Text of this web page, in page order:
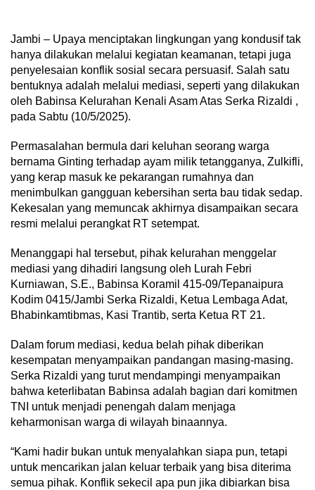
Jambi – Upaya menciptakan lingkungan yang kondusif tak
hanya dilakukan melalui kegiatan keamanan, tetapi juga
penyelesaian konflik sosial secara persuasif. Salah satu
bentuknya adalah melalui mediasi, seperti yang dilakukan
oleh Babinsa Kelurahan Kenali Asam Atas Serka Rizaldi ,
pada Sabtu (10/5/2025).
Permasalahan bermula dari keluhan seorang warga
bernama Ginting terhadap ayam milik tetangganya, Zulkifli,
yang kerap masuk ke pekarangan rumahnya dan
menimbulkan gangguan kebersihan serta bau tidak sedap.
Kekesalan yang memuncak akhirnya disampaikan secara
resmi melalui perangkat RT setempat.
Menanggapi hal tersebut, pihak kelurahan menggelar
mediasi yang dihadiri langsung oleh Lurah Febri
Kurniawan, S.E., Babinsa Koramil 415-09/Tepanaipura
Kodim 0415/Jambi Serka Rizaldi, Ketua Lembaga Adat,
Bhabinkamtibmas, Kasi Trantib, serta Ketua RT 21.
Dalam forum mediasi, kedua belah pihak diberikan
kesempatan menyampaikan pandangan masing-masing.
Serka Rizaldi yang turut mendampingi menyampaikan
bahwa keterlibatan Babinsa adalah bagian dari komitmen
TNI untuk menjadi penengah dalam menjaga
keharmonisan warga di wilayah binaannya.
“Kami hadir bukan untuk menyalahkan siapa pun, tetapi
untuk mencarikan jalan keluar terbaik yang bisa diterima
semua pihak. Konflik sekecil apa pun jika dibiarkan bisa